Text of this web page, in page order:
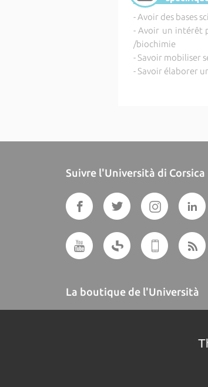
- Avoir des bases
- Avoir un intérêt
/biochimie
- Savoir mobiliser
- Savoir élaborer
Suivre l'Università di Corsica
La boutique de l'Università